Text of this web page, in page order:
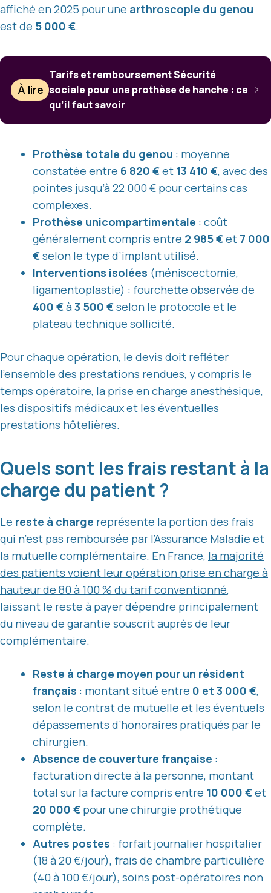
affiché en 2025 pour une arthroscopie du genou
est de 5 000 €.
À lire
Tarifs et remboursement Sécurité
sociale pour une prothèse de hanche : ce
qu’il faut savoir
Prothèse totale du genou : moyenne
constatée entre 6 820 €et 13 410 €, avec des
pointes jusqu’à 22 000 € pour certains cas
complexes.
Prothèse unicompartimentale : coût
généralement compris entre 2 985 €et 7 000
€selon le type d’implant utilisé.
Interventions isolées (méniscectomie,
ligamentoplastie) : fourchette observée de
400 €à3 500 €selon le protocole et le
plateau technique sollicité.
Pour chaque opération, le devis doit refléter
l’ensemble des prestations rendues, y compris le
temps opératoire, la prise en charge anesthésique,
les dispositifs médicaux et les éventuelles
prestations hôtelières.
Quels sont les frais restant à la
charge du patient ?
Le reste à charge représente la portion des frais
qui n’est pas remboursée par l’Assurance Maladie et
la mutuelle complémentaire. En France, la majorité
des patients voient leur opération prise en charge à
hauteur de 80 à 100 % du tarif conventionné,
laissant le reste à payer dépendre principalement
du niveau de garantie souscrit auprès de leur
complémentaire.
Reste à charge moyen pour un résident
français : montant situé entre 0 et 3 000 €,
selon le contrat de mutuelle et les éventuels
dépassements d’honoraires pratiqués par le
chirurgien.
Absence de couverture française :
facturation directe à la personne, montant
total sur la facture compris entre 10 000 €et
20 000 € pour une chirurgie prothétique
complète.
Autres postes : forfait journalier hospitalier
(18 à 20 €/jour), frais de chambre particulière
(40 à 100 €/jour), soins post-opératoires non